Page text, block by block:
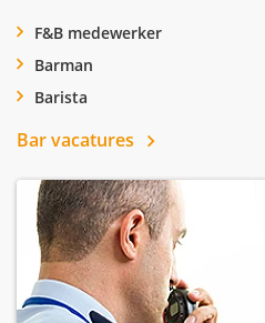
F&B medewerker
Barman
Barista
Bar vacatures